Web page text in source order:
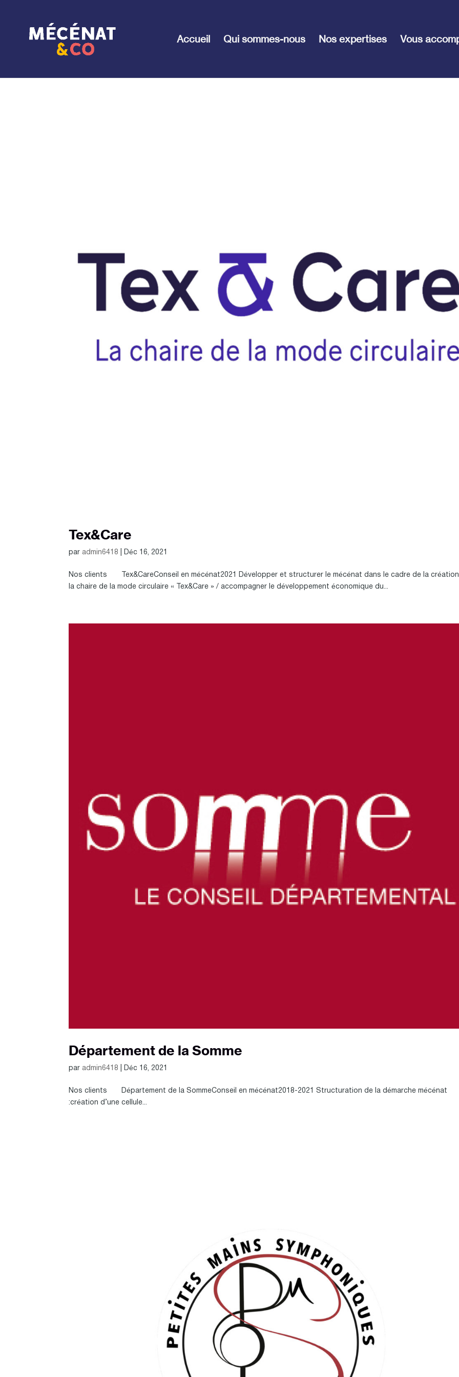
Accueil Qui sommes-nous Nos expertises Vous
Tex&Care
par admin6418 Déc 16, 2021
Nos clients Tex&CareConseil en mécénat2021 Développer et structurer le mécénat dans le cadre de la
la chaire de la mode circulaire « Tex&Care » / accompagner le développement économique du...
Département de la Somme
par admin6418 Déc 16, 2021
Nos clients Département de la SommeConseil en mécénat2018-2021 Structuration de la démarche mécénat
:création d’une cellule...